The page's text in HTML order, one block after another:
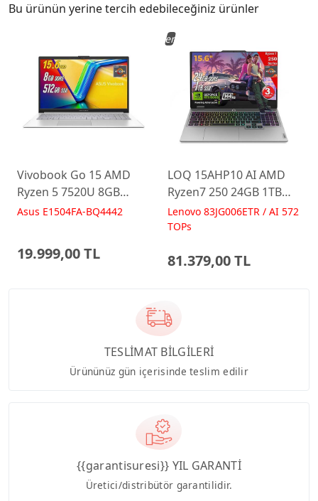
Bu ürünün yerine tercih edebileceğiniz ürünler
Vivobook Go 15 AMD
Ryzen 5 7520U 8GB
512GB 15.6 FreeDos
Asus E1504FA-BQ4442
19.999,00 TL
LOQ 15AHP10 AI AMD
Ryzen7 250 24GB 1TB
RTX5060 15.6 IPS FHD
FreeDos Gaming
Lenovo 83JG006ETR / AI 572
TOPs
81.379,00 TL
Yeni
TESLİMAT BİLGİLERİ
Ürününüz gün içerisinde teslim edilir
{{garantisuresi}} YIL GARANTİ
Üretici/distribütör garantilidir.